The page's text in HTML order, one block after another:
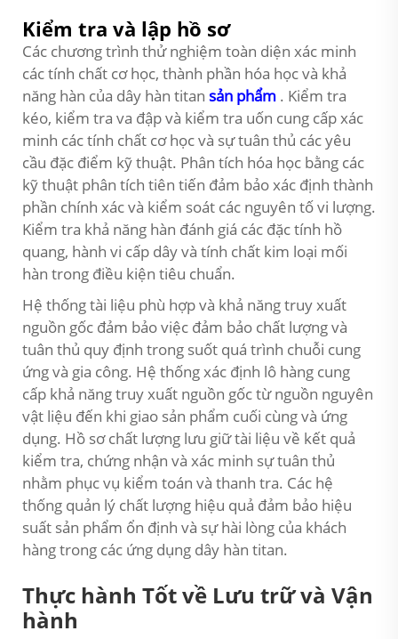
Kiểm tra và lập hồ sơ
Các chương trình thử nghiệm toàn diện xác minh
các tính chất cơ học, thành phần hóa học và khả
năng hàn của dây hàn titan sản phẩm . Kiểm tra
kéo, kiểm tra va đập và kiểm tra uốn cung cấp xác
minh các tính chất cơ học và sự tuân thủ các yêu
cầu đặc điểm kỹ thuật. Phân tích hóa học bằng các
kỹ thuật phân tích tiên tiến đảm bảo xác định thành
phần chính xác và kiểm soát các nguyên tố vi lượng.
Kiểm tra khả năng hàn đánh giá các đặc tính hồ
quang, hành vi cấp dây và tính chất kim loại mối
hàn trong điều kiện tiêu chuẩn.
Hệ thống tài liệu phù hợp và khả năng truy xuất
nguồn gốc đảm bảo việc đảm bảo chất lượng và
tuân thủ quy định trong suốt quá trình chuỗi cung
ứng và gia công. Hệ thống xác định lô hàng cung
cấp khả năng truy xuất nguồn gốc từ nguồn nguyên
vật liệu đến khi giao sản phẩm cuối cùng và ứng
dụng. Hồ sơ chất lượng lưu giữ tài liệu về kết quả
kiểm tra, chứng nhận và xác minh sự tuân thủ
nhằm phục vụ kiểm toán và thanh tra. Các hệ
thống quản lý chất lượng hiệu quả đảm bảo hiệu
suất sản phẩm ổn định và sự hài lòng của khách
hàng trong các ứng dụng dây hàn titan.
Thực hành Tốt về Lưu trữ và Vận
hành